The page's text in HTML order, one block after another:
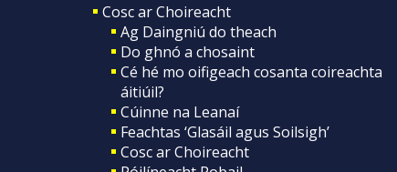
Cosc ar Choireacht
Ag Daingniú do theach
Do ghnó a chosaint
Cé hé mo oifigeach cosanta coireachta
áitiúil?
Cúinne na Leanaí
Feachtas ‘Glasáil agus Soilsigh’
Cosc ar Choireacht